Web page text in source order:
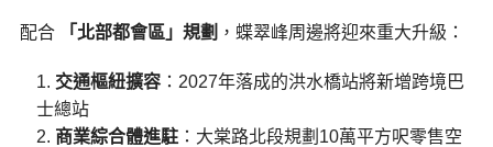
配合 「北部都會區」規劃 ，蝶翠峰周邊將迎來重大升級：
交通樞紐擴容：2027年落成的洪水橋站將新增跨境巴
士總站
商業綜合體進駐：大棠路北段規劃10萬平方呎零售空